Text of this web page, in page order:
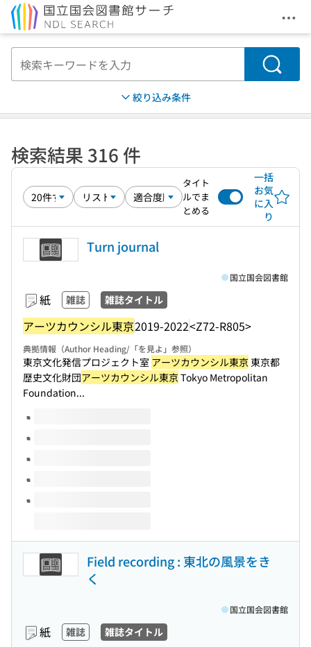
メ
検索
絞り込み条件
検索結果 316 件
タイト
ルでま
とめる
一括
お気
に入
り
Turn journal
紙 雑誌 雑誌タイトル
アーツカウンシル東京2019-2022<Z72-R805>
国立国会図書館
典拠情報（Author Heading/「を見よ」参照）
東京文化発信プロジェクト室 アーツカウンシル東京 東京都
歴史文化財団アーツカウンシル東京Tokyo Metropolitan
Foundation...
このタイトルの巻号
Field recording : 東北の風景をき
く
紙 雑誌 雑誌タイトル
国立国会図書館